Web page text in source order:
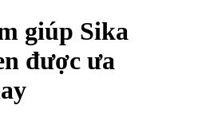
giúp Sika
được ưa